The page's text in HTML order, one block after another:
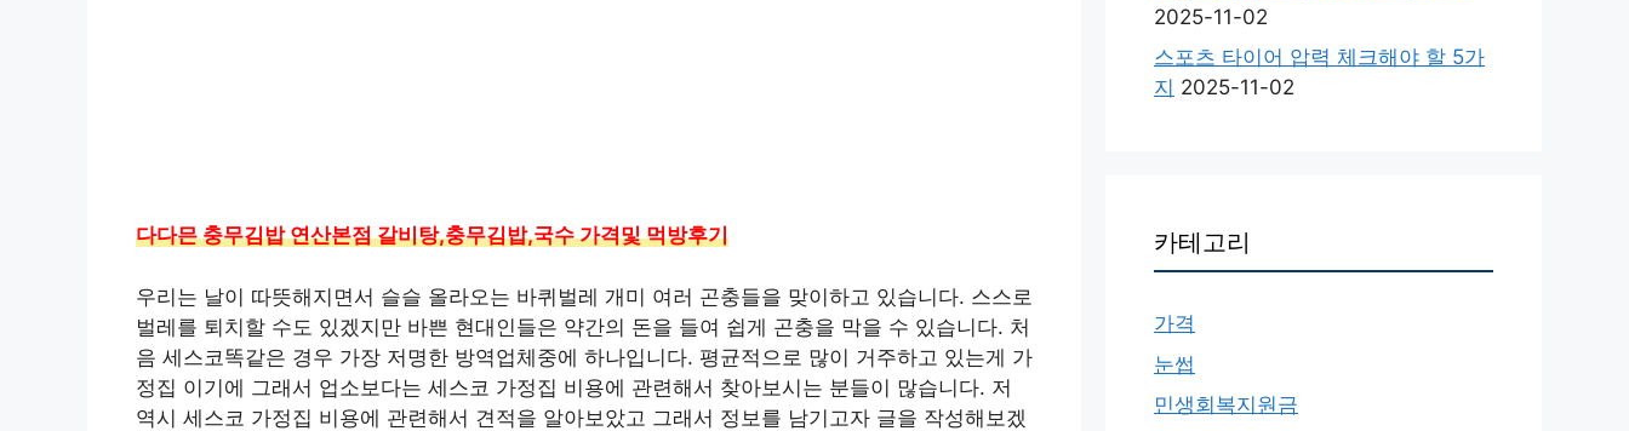
다다믄 충무김밥 연산본점 갈비탕,충무김밥,국수 가격및 먹방후기
우리는 날이 따뜻해지면서 슬슬 올라오는 바퀴벌레 개미 여러 곤충들을 맞이하고 있습니다. 스스로
벌레를 퇴치할 수도 있겠지만 바쁜 현대인들은 약간의 돈을 들여 쉽게 곤충을 막을 수 있습니다. 처
음 세스코똑같은 경우 가장 저명한 방역업체중에 하나입니다. 평균적으로 많이 거주하고 있는게 가
정집 이기에 그래서 업소보다는 세스코 가정집 비용에 관련해서 찾아보시는 분들이 많습니다. 저
역시 세스코 가정집 비용에 관련해서 견적을 알아보았고 그래서 정보를 남기고자 글을 작성해보겠
2025-11-02
스포츠 타이어 압력 체크해야 할 5가
지 2025-11-02
카테고리
가격
눈썹
민생회복지원금